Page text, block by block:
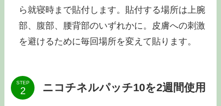
ら就寝時まで貼付します。貼付する場所は上腕
部、腹部、腰背部のいずれかに。皮膚への刺激
を避けるために毎回場所を変えて貼ります。
STEP ニコチネルパッチ10を2週間使用